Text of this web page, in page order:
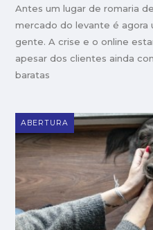
Antes um lugar de romaria
mercado do levante é agora
gente. A crise e o online
apesar dos clientes ainda
baratas
ABERTURA